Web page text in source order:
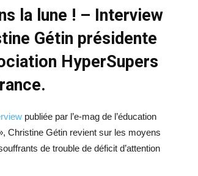
la lune ! – Interview
Gétin présidente
HyperSupers
publiée par l’e-mag de l’éducation
Christine Gétin revient sur les moyens
de trouble de déficit d’attention